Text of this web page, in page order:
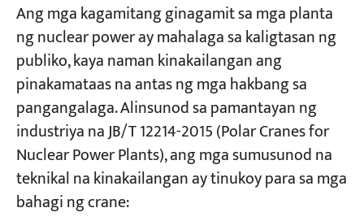
Ang mga kagamitang ginagamit sa mga planta
ng nuclear power ay mahalaga sa kaligtasan ng
publiko, kaya naman kinakailangan ang
pinakamataas na antas ng mga hakbang sa
pangangalaga. Alinsunod sa pamantayan ng
industriya na JB/T 12214-2015 (Polar Cranes for
Nuclear Power Plants), ang mga sumusunod na
teknikal na kinakailangan ay tinukoy para sa mga
bahagi ng crane: